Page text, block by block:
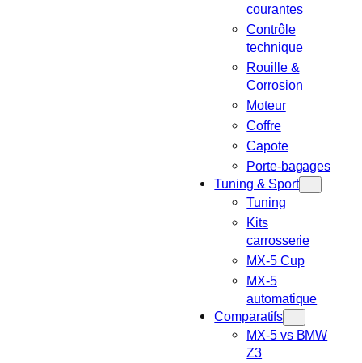
courantes
Contrôle
technique
Rouille &
Corrosion
Moteur
Coffre
Capote
Porte-bagages
Tuning & Sport
Tuning
Kits
carrosserie
MX-5 Cup
MX-5
automatique
Comparatifs
MX-5 vs BMW
Z3